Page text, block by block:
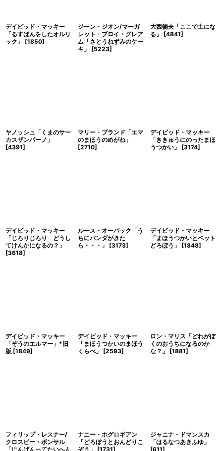
デイビッド・マッキー
「るすばんをしたオルリ
ック」
[1850]
ジーン・ジオン/マーガ
レット・ブロイ・グレア
ム「さとうねずみのケー
キ」
[5223]
大西暢夫「ここで土にな
る」
[4841]
ヤノッシュ「くまのサー
カスザンパーノ」
[4391]
マリー・ブランド「エマ
のまほうのめがね」
[2710]
デイビッド・マッキー
「ききゅうにのったまほ
うつかい」
[3174]
デイビッド・マッキー
「じろりじろり どうし
てけんかになるの？」
[3618]
ルース・オーバック「う
ちにパンダがきた
ら・・・」
[3173]
デイビッド・マッキー
「まほうつかいとペット
どろぼう」
[1848]
デイビッド・マッキー
「ぞうのエルマー」*旧
版 [1849]
デイビッド・マッキー
「まほうつかいのまほう
くらべ」
[2593]
ロン・マリス「どれがぼ
くのおうちになるのか
な？」
[1881]
フィリップ・レスナー/
クロスビー・ボンサル
「にんげんってたいへん
ナニー・ホグロギアン
「どろぼうとおんどりこ
ぞう」
[1731]
ジャニナ・ドマンスカ
「はるなつあきふゆ」
[611]